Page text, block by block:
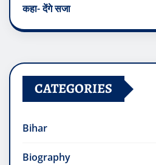
कहा- देंगे सजा
CATEGORIES
Bihar
Biography